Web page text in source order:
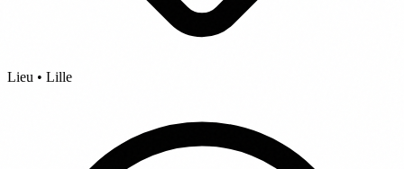
Lieu • Lille